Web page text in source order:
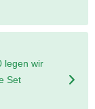
legen wir
Set